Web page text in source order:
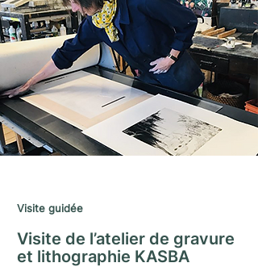
Visite guidée
Visite de l’atelier de gravure
et lithographie KASBA